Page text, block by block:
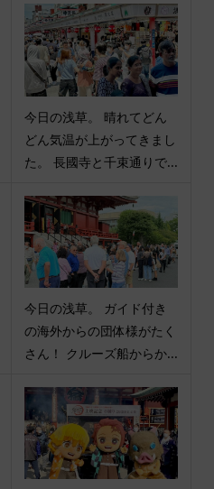
今日の浅草。 晴れてどん
どん気温が上がってきまし
た。 長國寺と千束通りで...
今日の浅草。 ガイド付き
の海外からの団体様がたく
さん！ クルーズ船からか...